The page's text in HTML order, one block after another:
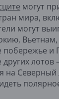
могут
мира,
могут
Вьетнам,
и
других
на